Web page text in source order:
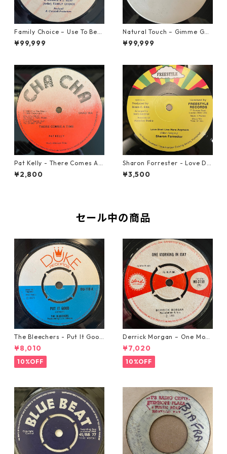
Family Choice – Use To Be
My Girl【7-22004】
¥99,999
Natural Touch – Gimme Goo
d Loving【12-50055】
¥99,999
Pat Kelly - There Comes A T
ime【12-50057】
¥2,800
Sharon Forrester - Love Do
n't Live Here Anymore【12-
50068】
¥3,500
セール中の商品
The Bleechers - Put It Good
【7-21637】
¥8,010
10%OFF
Derrick Morgan – One Morn
ing In May【7-21653】
¥7,020
10%OFF